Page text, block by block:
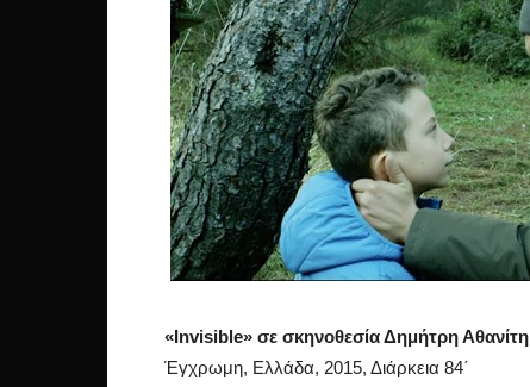
«Invisible» σε σκηνοθεσία Δημήτρη Αθανίτη
Έγχρωμη, Ελλάδα, 2015, Διάρκεια 84΄